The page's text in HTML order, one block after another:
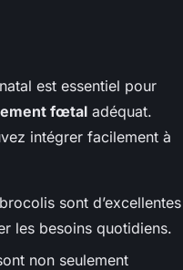
est essentiel pour
fœtal adéquat.
intégrer facilement à
sont d’excellentes
les besoins quotidiens.
non seulement